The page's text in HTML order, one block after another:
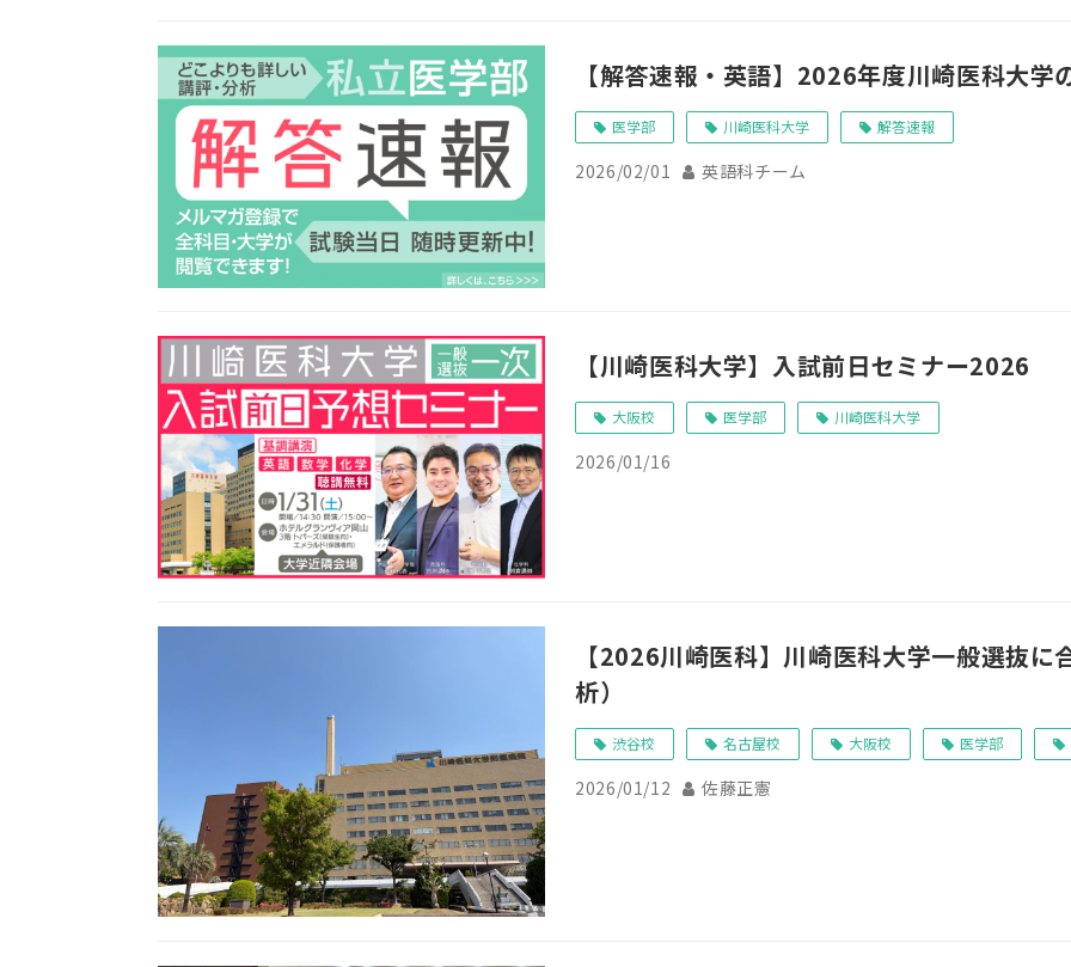
【解答速報・英語】2026年度川崎医科大学
医学部 川崎医科大学 解答速報
2026/02/01 英語科チーム
【川崎医科大学】入試前日セミナー2026
大阪校 医学部 川崎医科大学
2026/01/16
【2026川崎医科】川崎医科大学一般選抜
析）
渋谷校 名古屋校 大阪校 医学部
2026/01/12 佐藤正憲